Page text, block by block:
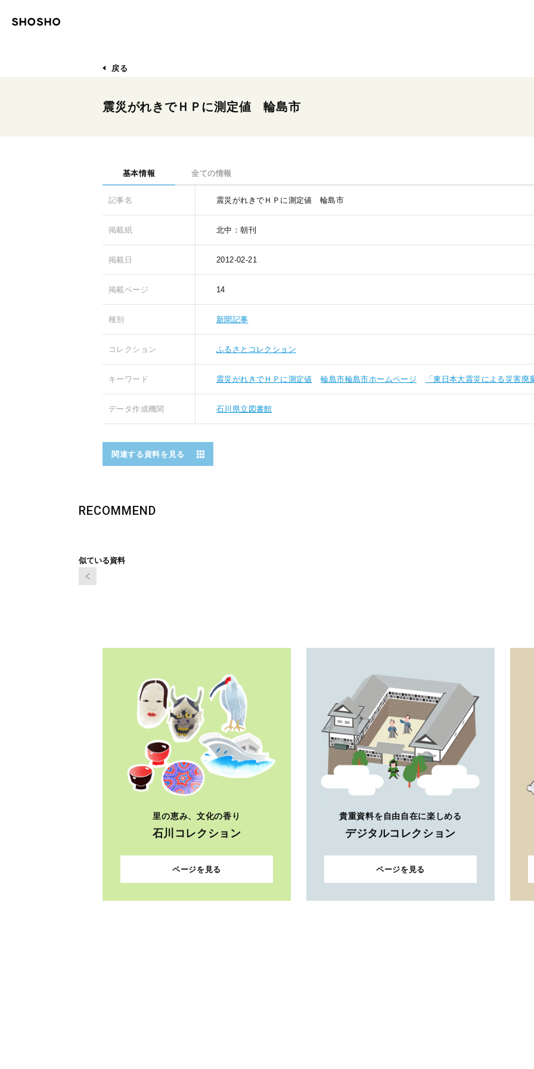
戻る
震災がれきでＨＰに測定値 輪島市
基本情報 全ての情報
記事名 震災がれきでＨＰに測定値 輪島市
掲載紙 北中：朝刊
掲載日 2012-02-21
掲載ページ 14
種別 新聞記事
コレクション ふるさとコレクション
キーワード 震災がれきでＨＰに測定値 輪島市輪島市ホームページ 「東日本大震災による災害
データ作成機関 石川県立図書館
関連する資料を見る
RECOMMEND
似ている資料
里の恵み、文化の香り
石川コレクション
ページを見る
貴重資料を自由自在に楽しめる
デジタルコレクション
ページを見る